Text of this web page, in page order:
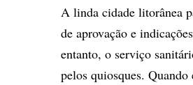
A linda cidade litorânea
de aprovação e
entanto, o serviço
pelos quiosques.